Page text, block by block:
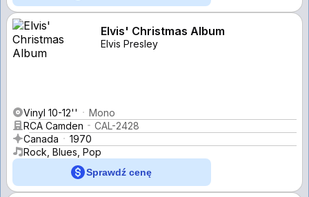
Elvis' Christmas Album
Elvis Presley
Vinyl 10-12''
Mono
RCA Camden
CAL-2428
Canada
1970
Rock, Blues, Pop
Sprawdź cenę